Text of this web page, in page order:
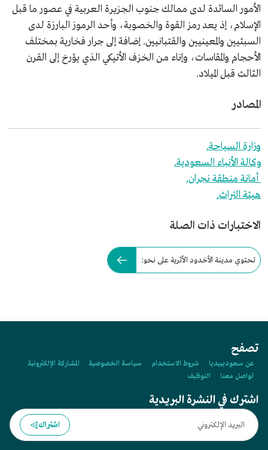
الأمور السائدة لدى ممالك جنوب الجزيرة العربية في عصور ما قبل
الإسلام، إذ يعد رمز القوة والخصوبة، وأحد الرموز البارزة لدى
السبئيين والمعينيين والقتبانيين. إضافة إلى جرار فخارية بمختلف
الأحجام والمقاسات، وإناء من الخزف الأتيكي الذي يؤرخ إلى القرن
الثالث قبل الميلاد.
المصادر
وزارة السياحة.
وكالة الأنباء السعودية.
أمانة منطقة نجران.
هيئة التراث.
الاختبارات ذات الصلة
تحتوي مدينة الأخدود الأثرية على نحو:
تصفح
عن سعوديبيديا شروط الاستخدام سياسة الخصوصية
المشاركة الإلكترونية
تواصل معنا
التوظيف
اشترك في النشرة البريدية
اشتراك